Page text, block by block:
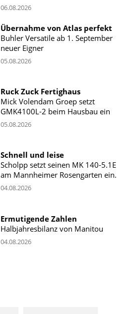
06.08.2026
Übernahme von Atlas perfekt
Buhler Versatile ab 1. September
neuer Eigner
05.08.2026
Ruck Zuck Fertighaus
Mick Volendam Groep setzt
GMK4100L-2 beim Hausbau ein
05.08.2026
Schnell und leise
Scholpp setzt seinen MK 140-5.1E
am Mannheimer Rosengarten ein.
04.08.2026
Ermutigende Zahlen
Halbjahresbilanz von Manitou
04.08.2026